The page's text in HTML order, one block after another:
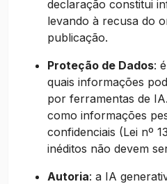
declaração constitui
levando à recusa do
publicação.
Proteção de Dados:
quais informações
por ferramentas de
como informações
confidenciais (Lei nº
inéditos não devem
Autoria: a IA